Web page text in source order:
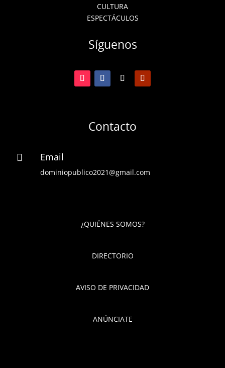
CULTURA
ESPECTÁCULOS
Síguenos
Contacto
 Email
dominiopublico2021@gmail.com
¿QUIÉNES SOMOS?
DIRECTORIO
AVISO DE PRIVACIDAD
ANÚNCIATE